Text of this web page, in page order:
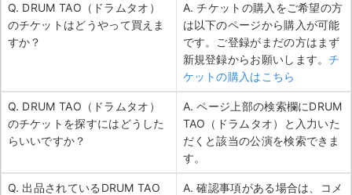
Q. DRUM TAO（ドラムタオ）
のチケットはどうやって買えま
すか？
A. チケットの購入をご希望の方
は以下のページから購入が可能
です。ご登録がまだの方はまず
新規登録からお願いします。チ
ケットの購入はこちら
Q. DRUM TAO（ドラムタオ）
のチケットを探すにはどうした
らいいですか？
A. ページ上部の検索欄にDRUM
TAO（ドラムタオ）と入力いた
だくと該当の公演を検索できま
す。
Q. 出品されているDRUM TAO
A. 確認事項がある場合は、コメ